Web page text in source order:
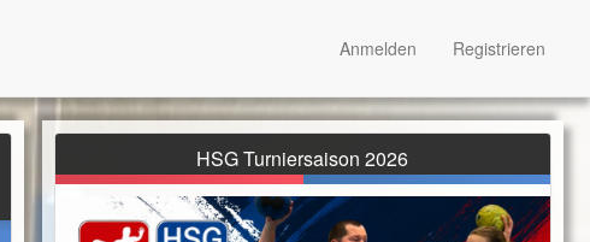
HSG Turniersaison 2026
Anmelden Registrieren